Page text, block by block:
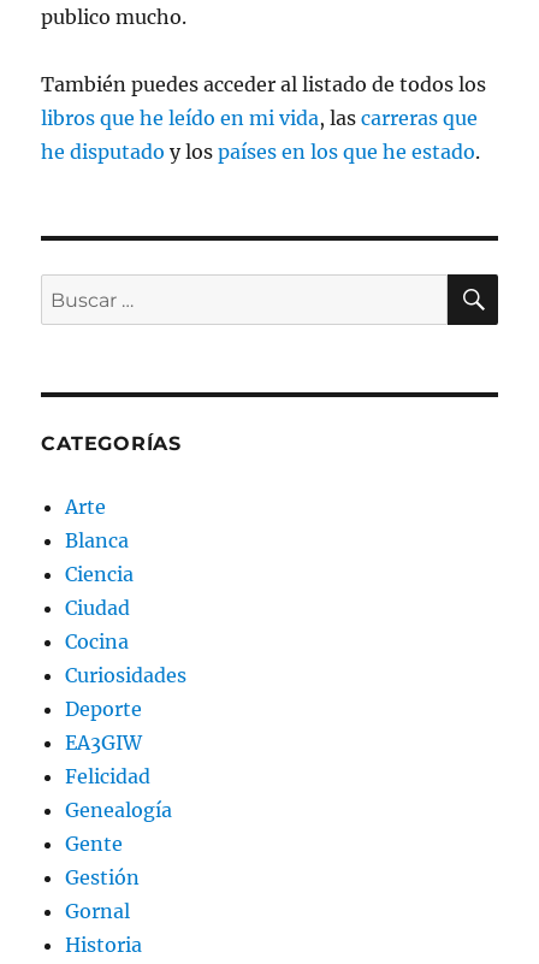
publico mucho.
También puedes acceder al listado de todos los
libros que he leído en mi vida, lascarreras que
he disputado y lospaíses en los que he estado.
Buscar
por:
CATEGORÍAS
Arte
Blanca
Ciencia
Ciudad
Cocina
Curiosidades
Deporte
EA3GIW
Felicidad
Genealogía
Gente
Gestión
Gornal
Historia